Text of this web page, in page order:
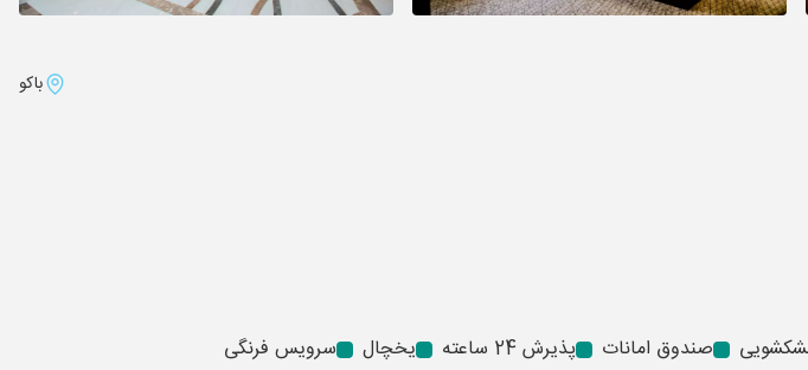
باکو
صندوق امانات پذیرش 24 ساعته یخچال سرویس فرنگی